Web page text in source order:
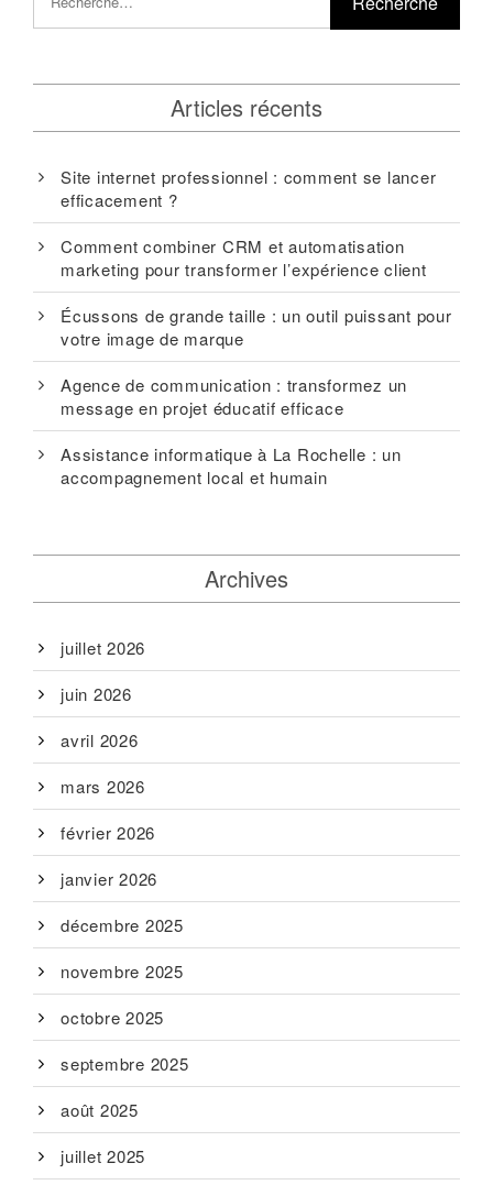
Articles récents
Site internet professionnel : comment se lancer
efficacement ?
Comment combiner CRM et automatisation
marketing pour transformer l’expérience client
Écussons de grande taille : un outil puissant pour
votre image de marque
Agence de communication : transformez un
message en projet éducatif efficace
Assistance informatique à La Rochelle : un
accompagnement local et humain
Archives
juillet 2026
juin 2026
avril 2026
mars 2026
février 2026
janvier 2026
décembre 2025
novembre 2025
octobre 2025
septembre 2025
août 2025
juillet 2025